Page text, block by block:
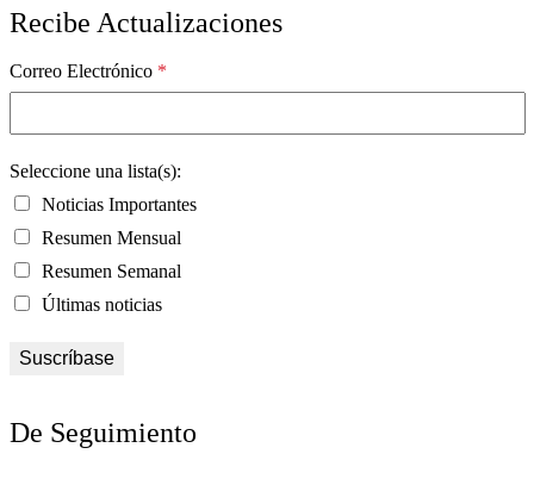
Recibe Actualizaciones
Correo Electrónico *
Seleccione una lista(s):
Noticias Importantes
Resumen Mensual
Resumen Semanal
Últimas noticias
De Seguimiento